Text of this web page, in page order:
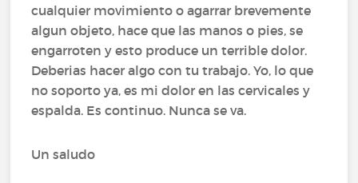
cualquier movimiento o agarrar brevemente
algun objeto, hace que las manos o pies, se
engarroten y esto produce un terrible dolor.
Deberias hacer algo con tu trabajo. Yo, lo que
no soporto ya, es mi dolor en las cervicales y
espalda. Es continuo. Nunca se va.
Un saludo